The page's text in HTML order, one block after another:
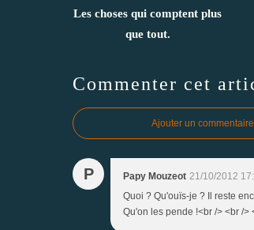
Les choses qui comptent plus
que tout.
Commenter cet
Ajouter un commentaire
P Papy Mouzeot 21/10/2012
Quoi ? Qu'ouïs-je ? Il reste
Qu'on les pende !<br /> <br />